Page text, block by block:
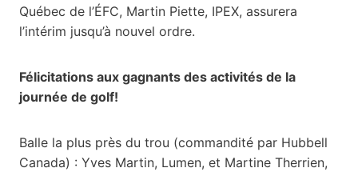
Québec de l’ÉFC, Martin Piette, IPEX, assurera
l’intérim jusqu’à nouvel ordre.
Félicitations aux gagnants des activités de la
journée de golf!
Balle la plus près du trou (commandité par Hubbell
Canada) : Yves Martin, Lumen, et Martine Therrien,